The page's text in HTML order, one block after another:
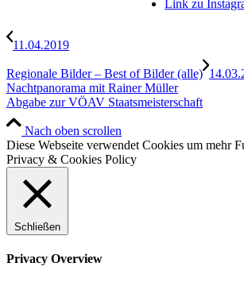
Link zu
11.04.2019
Regionale Bilder – Best of Bilder (alle)
Nachtpanorama mit Rainer Müller
Abgabe zur VÖAV Staatsmeisterschaft
Nach oben scrollen
Diese Webseite verwendet Cookies um mehr
Privacy & Cookies Policy
Schließen
Privacy Overview